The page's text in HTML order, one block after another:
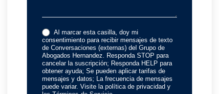
Al marcar esta casilla, doy mi
consentimiento para recibir mensajes de texto
de Conversaciones (externas) del Grupo de
Abogados Hernandez. Responda STOP para
cancelar la suscripción; Responda HELP para
obtener ayuda; Se pueden aplicar tarifas de
mensajes y datos; La frecuencia de mensajes
puede variar. Visite la política de privacidad y